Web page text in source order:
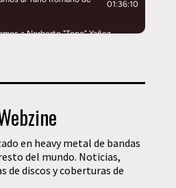
en heavy metal de bandas
del mundo. Noticias,
de discos y coberturas de